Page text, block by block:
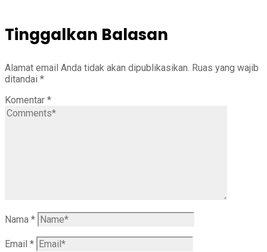
Tinggalkan Balasan
Alamat email Anda tidak akan dipublikasikan. Ruas yang wajib
ditandai *
Komentar *
Nama *
Email *